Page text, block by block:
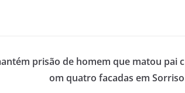
prisão de homem que matou pai c
om quatro facadas em Sorriso